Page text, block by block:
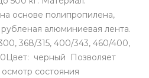
основе полипропилена,
алюминиевая лента.
368/315, 400/343, 460/400,
черный Позволяет
состояния